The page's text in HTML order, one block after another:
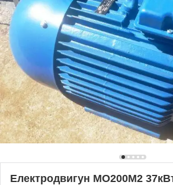
Електродвигун МО200М2